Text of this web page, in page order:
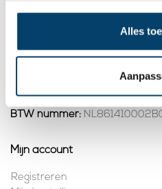
Alles
Contact
Dalwagenseweg 91
E-mail:
KVK nummer:78463092
BTW nummer:
Mijn account
Registreren